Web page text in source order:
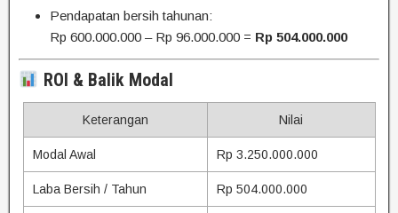
Pendapatan bersih tahunan:
Rp 600.000.000 – Rp 96.000.000 = Rp 504.000.000
ROI & Balik Modal
Keterangan Nilai
Modal Awal Rp 3.250.000.000
Laba Bersih / Tahun Rp 504.000.000